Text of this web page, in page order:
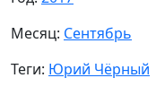
Месяц: Сентябрь
Теги: Юрий Чёрный